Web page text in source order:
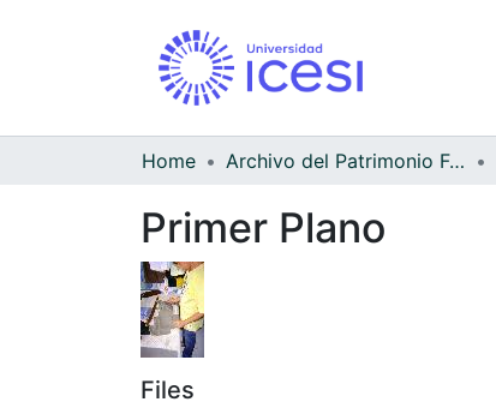
Home Archivo del Patrimonio Fotográfico y Fílmico del Valle del Cauca
Primer Plano
Files